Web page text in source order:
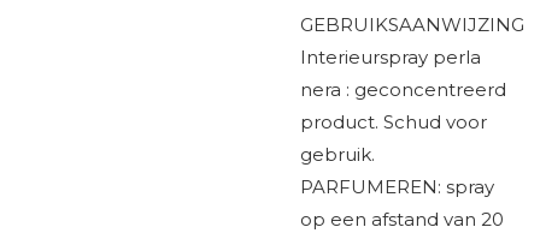
GEBRUIKSAANWIJZING
Interieurspray perla
nera : geconcentreerd
product. Schud voor
gebruik.
PARFUMEREN: spray
op een afstand van 20